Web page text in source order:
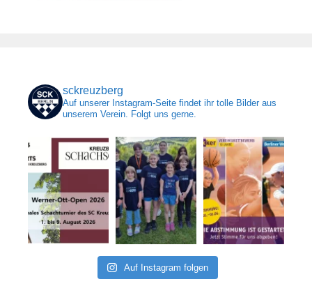
sckreuzberg
Auf unserer Instagram-Seite findet ihr tolle Bilder aus
unserem Verein. Folgt uns gerne.
Auf Instagram folgen